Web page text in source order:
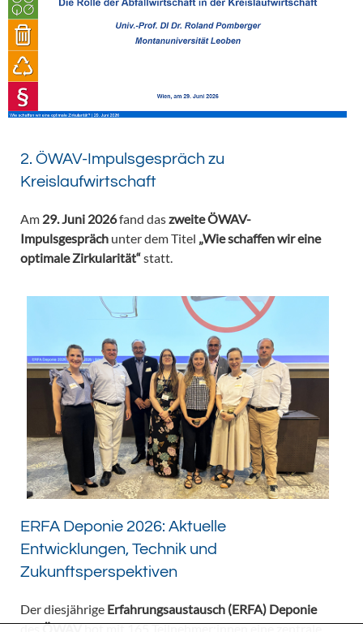
2. ÖWAV-Impulsgespräch zu
Kreislaufwirtschaft
Am 29. Juni 2026fand daszweite ÖWAV-
Impulsgespräch unter dem Titel „Wie schaffen wir eine
optimale Zirkularität“statt.
ERFA Deponie 2026: Aktuelle
Entwicklungen, Technik und
Zukunftsperspektiven
Der diesjährige Erfahrungsaustausch (ERFA) Deponie
desÖWAVbot mit 165 Teilnehmer:innen eine zentrale